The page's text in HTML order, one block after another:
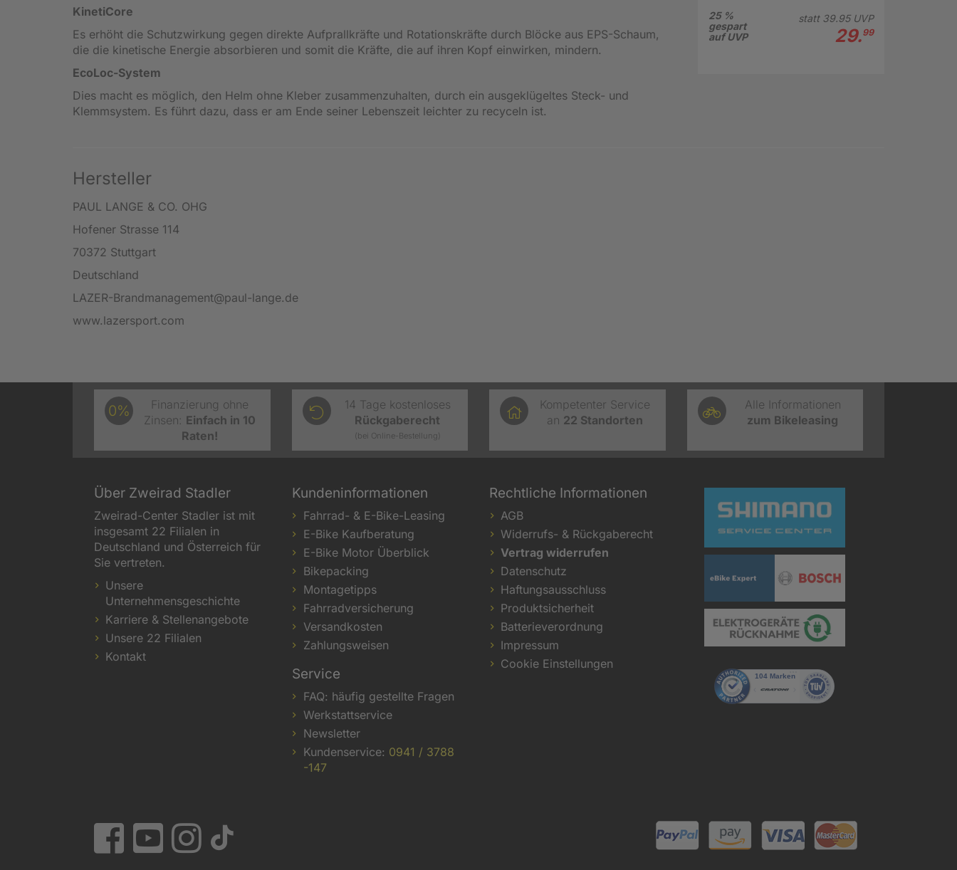
KinetiCore
Es erhöht die Schutzwirkung gegen direkte Aufprallkräfte und Rotationskräfte durch Blöcke aus EPS-Schaum,
die die kinetische Energie absorbieren und somit die Kräfte, die auf ihren Kopf einwirken, mindern.
EcoLoc-System
Dies macht es möglich, den Helm ohne Kleber zusammenzuhalten, durch ein ausgeklügeltes Steck- und
Klemmsystem. Es führt dazu, dass er am Ende seiner Lebenszeit leichter zu recyceln ist.
25 %
gespart
auf UVP
statt 39.95UVP
29.99
Hersteller
PAUL LANGE & CO. OHG
Hofener Strasse 114
70372 Stuttgart
Deutschland
LAZER-Brandmanagement@paul-lange.de
www.lazersport.com
0%
Finanzierung ohne
Zinsen: Einfach in 10
Raten!
14 Tage kostenloses
Rückgaberecht
(bei Online-Bestellung)
Kompetenter Service
an 22 Standorten
Alle Informationen
zum Bikeleasing
Über Zweirad Stadler
Zweirad-Center Stadler ist mit
insgesamt 22 Filialen in
Deutschland und Österreich für
Sie vertreten.
Unsere
Unternehmensgeschichte
Karriere & Stellenangebote
Unsere 22 Filialen
Kontakt
Kundeninformationen
Fahrrad- & E-Bike-Leasing
E-Bike Kaufberatung
E-Bike Motor Überblick
Bikepacking
Montagetipps
Fahrradversicherung
Versandkosten
Zahlungsweisen
Service
FAQ: häufig gestellte Fragen
Werkstattservice
Newsletter
Kundenservice: 0941 / 3788
-147
Rechtliche Informationen
AGB
Widerrufs- & Rückgaberecht
Vertrag widerrufen
Datenschutz
Haftungsausschluss
Produktsicherheit
Batterieverordnung
Impressum
Cookie Einstellungen